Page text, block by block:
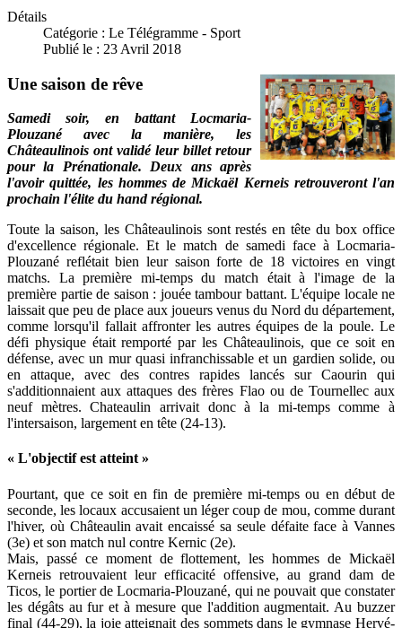
Détails
Catégorie : Le Télégramme - Sport
Publié le : 23 Avril 2018
Une saison de rêve
Samedi soir, en battant Locmaria-
Plouzané avec la manière, les
Châteaulinois ont validé leur billet retour
pour la Prénationale. Deux ans après
l'avoir quittée, les hommes de Mickaël Kerneis retrouveront l'an
prochain l'élite du hand régional.
Toute la saison, les Châteaulinois sont restés en tête du box office
d'excellence régionale. Et le match de samedi face à Locmaria-
Plouzané reflétait bien leur saison forte de 18 victoires en vingt
matchs. La première mi-temps du match était à l'image de la
première partie de saison : jouée tambour battant. L'équipe locale ne
laissait que peu de place aux joueurs venus du Nord du département,
comme lorsqu'il fallait affronter les autres équipes de la poule. Le
défi physique était remporté par les Châteaulinois, que ce soit en
défense, avec un mur quasi infranchissable et un gardien solide, ou
en attaque, avec des contres rapides lancés sur Caourin qui
s'additionnaient aux attaques des frères Flao ou de Tournellec aux
neuf mètres. Chateaulin arrivait donc à la mi-temps comme à
l'intersaison, largement en tête (24-13).
« L'objectif est atteint »
Pourtant, que ce soit en fin de première mi-temps ou en début de
seconde, les locaux accusaient un léger coup de mou, comme durant
l'hiver, où Châteaulin avait encaissé sa seule défaite face à Vannes
(3e) et son match nul contre Kernic (2e).
Mais, passé ce moment de flottement, les hommes de Mickaël
Kerneis retrouvaient leur efficacité offensive, au grand dam de
Ticos, le portier de Locmaria-Plouzané, qui ne pouvait que constater
les dégâts au fur et à mesure que l'addition augmentait. Au buzzer
final (44-29), la joie atteignait des sommets dans le gymnase Hervé-